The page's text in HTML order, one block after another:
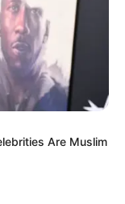
Are Muslim